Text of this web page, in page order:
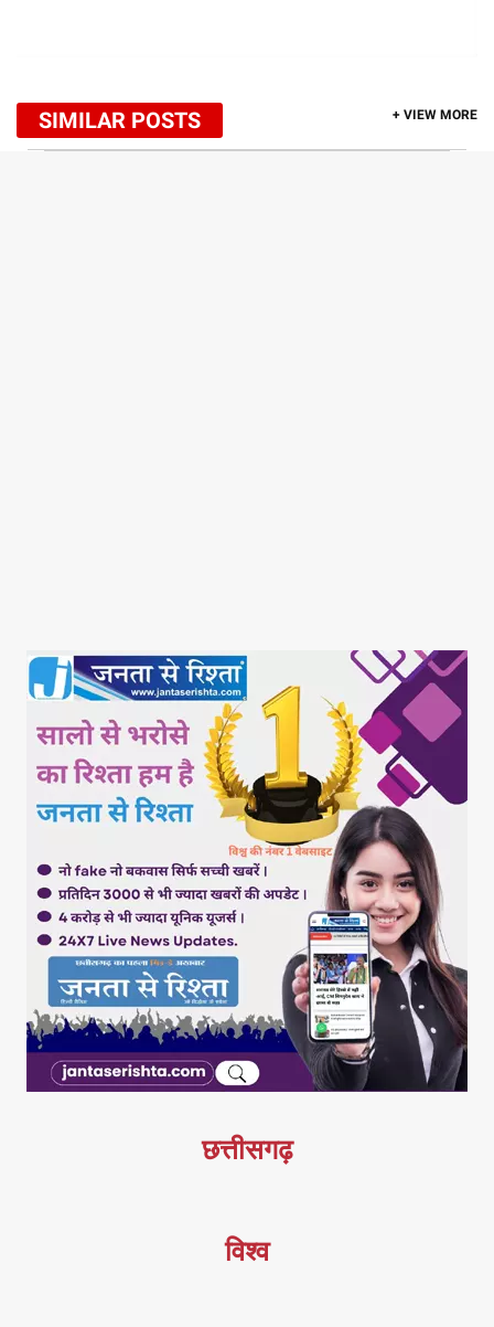
SIMILAR POSTS + VIEW MORE
छत्तीसगढ़
विश्व